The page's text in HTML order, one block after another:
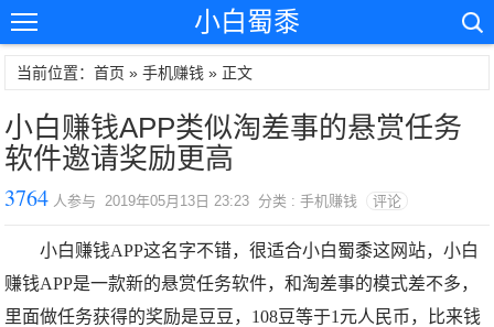
小白蜀黍
当前位置：首页 »手机赚钱 » 正文
小白赚钱APP类似淘差事的悬赏任务
软件邀请奖励更高
3764 人参与 2019年05月13日 23:23 分类 : 手机赚钱 评论
小白赚钱APP这名字不错，很适合小白蜀黍这网站，小白
赚钱APP是一款新的悬赏任务软件，和淘差事的模式差不多，
里面做任务获得的奖励是豆豆，108豆等于1元人民币，比来钱